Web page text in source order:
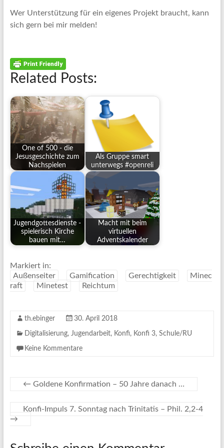
Wer Unterstützung für ein eigenes Projekt braucht, kann
sich gern bei mir melden!
Related Posts:
One of 500 - die
Jesusgeschichte zum
Nachspielen
Als Gruppe smart
unterwegs #openreli
Jugendgottesdienste -
spielerisch Kirche
bauen mit…
Macht mit beim
virtuellen
Adventskalender
Markiert in:
Außenseiter
Gamification Gerechtigkeit
Minec
raft
Minetest Reichtum
th.ebinger 30. April 2018
Digitalisierung, Jugendarbeit, Konfi, Konfi 3, Schule/RU
Keine Kommentare
← Goldene Konfirmation – 50 Jahre danach …
Konfi-Impuls 7. Sonntag nach Trinitatis – Phil. 2,2-4
→